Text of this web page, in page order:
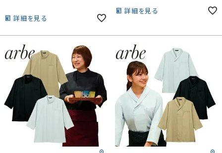
詳細を見る
詳細を見る